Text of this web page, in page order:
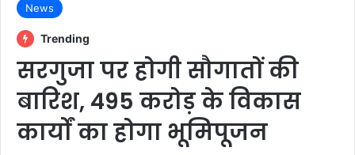
News
Trending
सरगुजा पर होगी सौगातों की
बारिश, 495 करोड़ के विकास
कार्यों का होगा भूमिपूजन